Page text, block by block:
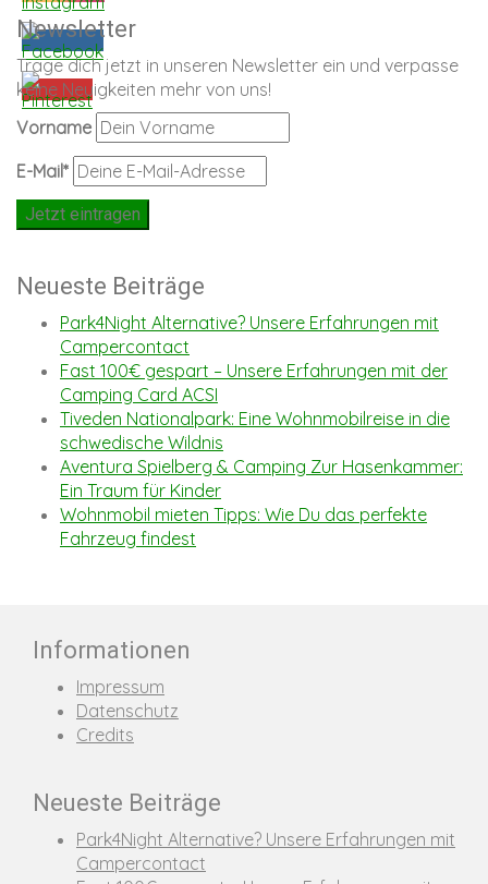
Newsletter
Trage dich jetzt in unseren Newsletter ein und verpasse
keine Neuigkeiten mehr von uns!
Vorname
E-Mail*
Neueste Beiträge
Park4Night Alternative? Unsere Erfahrungen mit
Campercontact
Fast 100€ gespart – Unsere Erfahrungen mit der
Camping Card ACSI
Tiveden Nationalpark: Eine Wohnmobilreise in die
schwedische Wildnis
Aventura Spielberg & Camping Zur Hasenkammer:
Ein Traum für Kinder
Wohnmobil mieten Tipps: Wie Du das perfekte
Fahrzeug findest
Informationen
Impressum
Datenschutz
Credits
Neueste Beiträge
Park4Night Alternative? Unsere Erfahrungen mit
Campercontact